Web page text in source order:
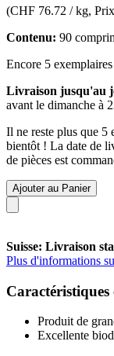
(CHF 76.72 / kg,
Contenu: 90
Encore 5
Livraison jusqu'au
avant le dimanche à
Il ne reste plus que 5
bientôt ! La date de
de pièces est
Ajouter au Panier
Suisse: Livraison
Plus d'informations
Caractéristiques
Produit de
Excellente